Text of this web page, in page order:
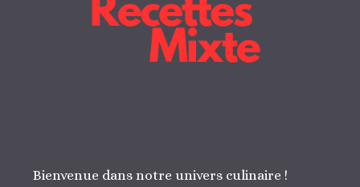
Bienvenue dans notre univers culinaire !